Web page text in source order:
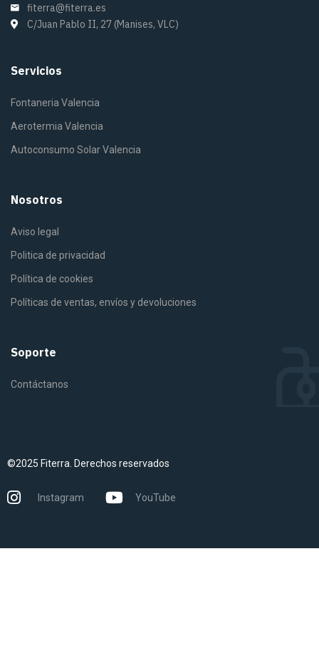
fiterra@fiterra.es
C/Juan Pablo II, 27 (Manises, VLC)
Servicios
Fontaneria Valencia
Aerotermia Valencia
Autoconsumo Solar Valencia
Nosotros
Aviso legal
Politica de privacidad
Política de cookies
Políticas de ventas, envíos y devoluciones
Soporte
Contáctanos
©2025 Fiterra. Derechos reservados
Instagram YouTube